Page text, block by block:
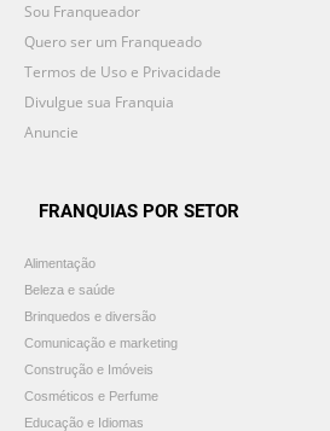
Sou Franqueador
Quero ser um Franqueado
Termos de Uso e Privacidade
Divulgue sua Franquia
Anuncie
FRANQUIAS POR SETOR
Alimentação
Beleza e saúde
Brinquedos e diversão
Comunicação e marketing
Construção e Imóveis
Cosméticos e Perfume
Educação e Idiomas